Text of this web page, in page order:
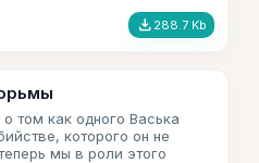
file_download 288.7 Kb
том как одного Васька
которого он не
мы в роли этого